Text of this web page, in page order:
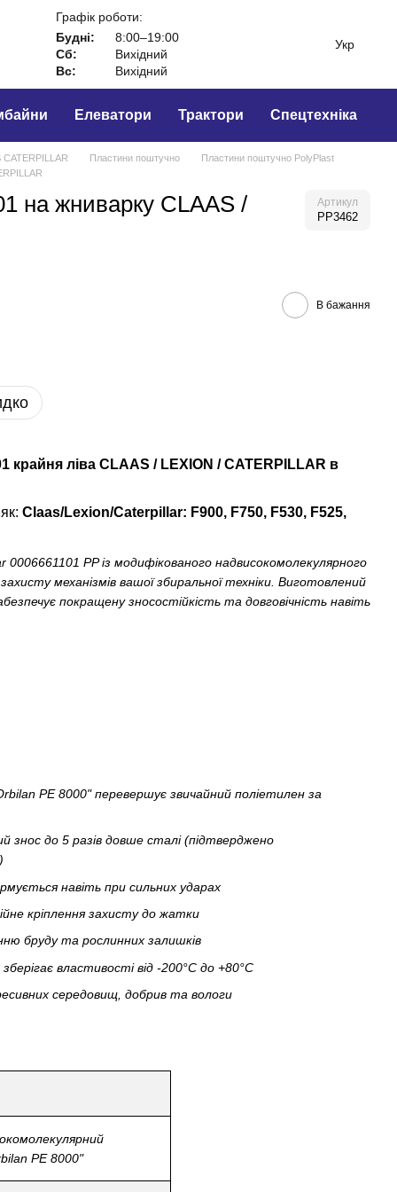
Графік роботи:
Будні:
8:00–19:00
Сб:
Вихідний
Вс:
Вихідний
Укр
Елеватори Трактори Спецтехніка
Пластини поштучно
Пластини поштучно PolyPlast
на жниварку CLAAS /
Артикул
PP3462
В бажання
крайня ліва CLAAS / LEXION / CATERPILLAR в
Claas/Lexion/Caterpillar: F900, F750, F530, F525,
PP із модифікованого надвисокомолекулярного
механізмів вашої збиральної техніки. Виготовлений
покращену зносостійкість та довговічність навіть
PE 8000" перевершує звичайний поліетилен за
знос до 5 разів довше сталі (підтверджено
навіть при сильних ударах
кріплення захисту до жатки
бруду та рослинних залишків
зберігає властивості від -200°C до +80°C
середовищ, добрив та вологи
PE 8000"